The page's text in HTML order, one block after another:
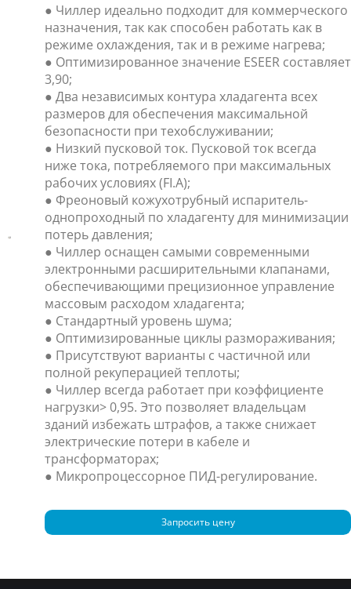
● Чиллер идеально подходит для коммерческого
назначения, так как способен работать как в
режиме охлаждения, так и в режиме нагрева;
● Оптимизированное значение ESEER составляет
3,90;
● Два независимых контура хладагента всех
размеров для обеспечения максимальной
безопасности при техобслуживании;
● Низкий пусковой ток. Пусковой ток всегда
ниже тока, потребляемого при максимальных
рабочих условиях (FI.A);
● Фреоновый кожухотрубный испаритель-
однопроходный по хладагенту для минимизации
потерь давления;
● Чиллер оснащен самыми современными
электронными расширительными клапанами,
обеспечивающими прецизионное управление
массовым расходом хладагента;
● Стандартный уровень шума;
● Оптимизированные циклы размораживания;
● Присутствуют варианты с частичной или
полной рекуперацией теплоты;
● Чиллер всегда работает при коэффициенте
нагрузки> 0,95. Это позволяет владельцам
зданий избежать штрафов, а также снижает
электрические потери в кабеле и
трансформаторах;
● Микропроцессорное ПИД-регулирование.
Запросить цену